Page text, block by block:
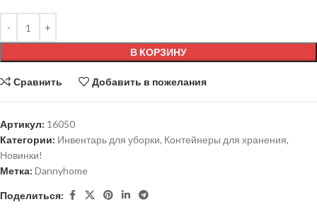
В КОРЗИНУ
Сравнить Добавить в пожелания
Артикул: 16050
Категории: Инвентарь для уборки, Контейнеры для хранения,
Новинки!
Метка: Dannyhome
Поделиться: